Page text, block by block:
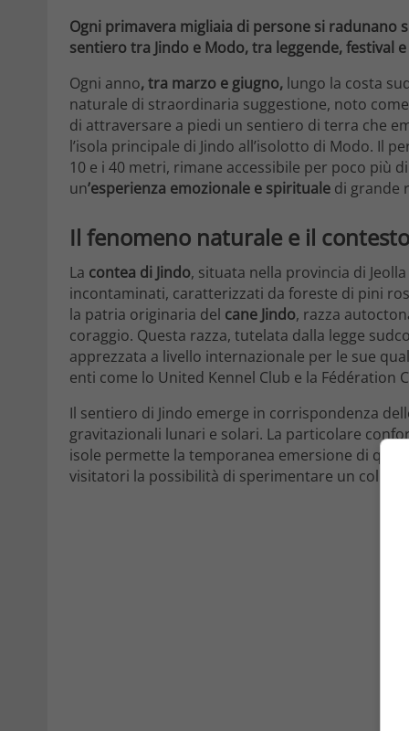
Ogni primavera migliaia di persone si radunano
sentiero tra Jindo e Modo, tra leggende, festival
Ogni anno, tra marzo e giugno, lungo la costa
naturale di straordinaria suggestione, noto
di attraversare a piedi un sentiero di terra che
l’isola principale di Jindo all’isolotto di Modo. Il
10 e i 40 metri, rimane accessibile per poco più
un’esperienza emozionale e spirituale di grande
Il fenomeno naturale e il
La contea di Jindo, situata nella provincia di
incontaminati, caratterizzati da foreste di pini
la patria originaria del cane Jindo, razza
coraggio. Questa razza, tutelata dalla legge
apprezzata a livello internazionale per le sue
enti come lo United Kennel Club e la Fédération
Il sentiero di Jindo emerge in corrispondenza
gravitazionali lunari e solari. La particolare
isole permette la temporanea emersione di
visitatori la possibilità di sperimentare un